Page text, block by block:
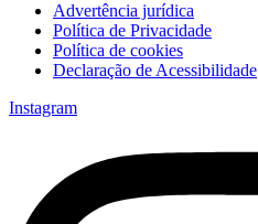
Advertência jurídica
Política de Privacidade
Política de cookies
Declaração de Acessibilidade
Instagram